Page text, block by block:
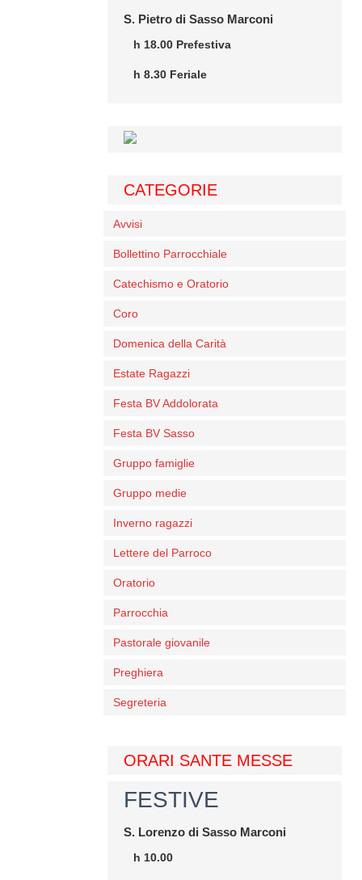
S. Pietro di Sasso Marconi
h 18.00 Prefestiva
h 8.30 Feriale
CATEGORIE
Avvisi
Bollettino Parrocchiale
Catechismo e Oratorio
Coro
Domenica della Carità
Estate Ragazzi
Festa BV Addolorata
Festa BV Sasso
Gruppo famiglie
Gruppo medie
Inverno ragazzi
Lettere del Parroco
Oratorio
Parrocchia
Pastorale giovanile
Preghiera
Segreteria
ORARI SANTE MESSE
FESTIVE
S. Lorenzo di Sasso Marconi
h 10.00